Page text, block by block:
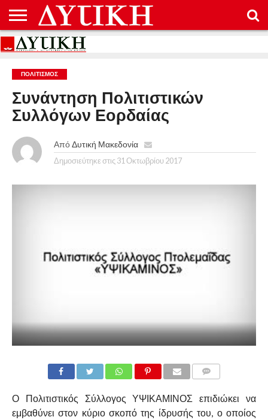
ΑΡΧΙΚΉ
ΕΠΙΚΟΙΝΩΝΊΑ
ΌΡΟΙ
ΠΡΟΣΤΑΣΊΑ
ΔΕΔΟΜΈΝΩΝ
ΠΟΛΙΤΙΣΜΌΣ
Συνάντηση Πολιτιστικών
Συλλόγων Εορδαίας
Από Δυτική Μακεδονία
Δημοσιεύτηκε στις 31 Οκτωβρίου 2017
Ο Πολιτιστικός Σύλλογος ΥΨΙΚΑΜΙΝΟΣ επιδιώκει να
εμβαθύνει στον κύριο σκοπό της ίδρυσής του, ο οποίος